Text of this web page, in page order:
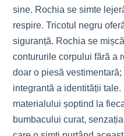
sine. Rochia se simte
respire. Tricotul negru
siguranță. Rochia se
contururile corpului fără a
doar o piesă
integrantă a identității
materialului șoptind la
bumbacului curat,